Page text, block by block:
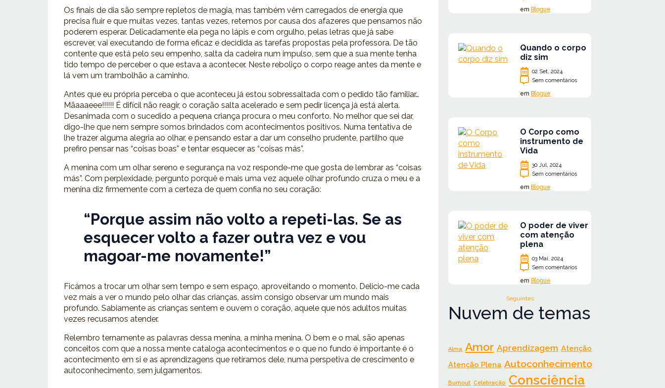
Os finais de dia são sempre repletos de magia, mas também vêm carregados de energia que
precisa fluir e que muitas vezes, tantas vezes, retemos por causa dos afazeres que pensamos não
poderem esperar. Delicadamente ela pega no lápis e com orgulho, pelas letras que já sabe
escrever, vai executando de forma eficaz e decidida as tarefas propostas pela professora. De tão
contente que está pelo seu empenho, salta da cadeira num impulso, sem que a sua mente tenha
tido tempo de perceber o que estava a acontecer. Neste reboliço o corpo reage antes da mente e
lá vem um trambolhão a caminho.
Antes que eu própria perceba o que aconteceu já estou sobressaltada com o pedido tão familiar…
Mãaaaeee!!!!!! É difícil não reagir, o coração salta acelerado e sem pedir licença já está alerta.
Desanimada com o sucedido a pequena criança procura o meu conforto. No melhor que sei dar,
digo-lhe que nem sempre somos brindados com acontecimentos positivos. Numa tentativa de
lhe trazer alguma alegria ao olhar, e pensando estar a dar um conselho prudente, partilho que
prefiro pensar nas “coisas boas” e tentar esquecer as “coisas más”.
A menina com um olhar sereno e segurança na voz responde-me que gosta de lembrar as “coisas
más”. Com perplexidade, pergunto porquê e mais uma vez aquele olhar profundo cruza o meu e a
menina diz firmemente com a certeza de quem confia no seu coração:
“Porque assim não volto a repeti-las. Se as
esquecer volto a fazer outra vez e vou
magoar-me novamente!”
Ficámos a trocar um olhar sem tempo e sem espaço, aproveitando o momento. Delicio-me cada
vez mais a ver o mundo pelo olhar das crianças, assim consigo observar um mundo mais
profundo. Sabiamente as crianças sentem e ouvem o coração, aquele que nós adultos muitas
vezes recusamos atender.
Relembro ternamente as palavras dessa menina, a minha menina. O bem e o mal, são apenas
conceitos com que a nossa mente cataloga acontecimentos e o que no fundo é importante é o
acontecimento em si e as aprendizagens que retiramos dele, numa perspetiva de crescimento e
autoconhecimento, sem julgamentos.
em Blogue
Quando o corpo
diz sim
02 Set, 2024
Sem comentários
em Blogue
O Corpo como
instrumento de
Vida
30 Jul, 2024
Sem comentários
em Blogue
O poder de viver
com atenção
plena
03 Mai, 2024
Sem comentários
em Blogue
Seguintes
Nuvem de temas
Alma Amor Aprendizagem Atenção
Atenção Plena Autoconhecimento
Burnout Celebração Consciência